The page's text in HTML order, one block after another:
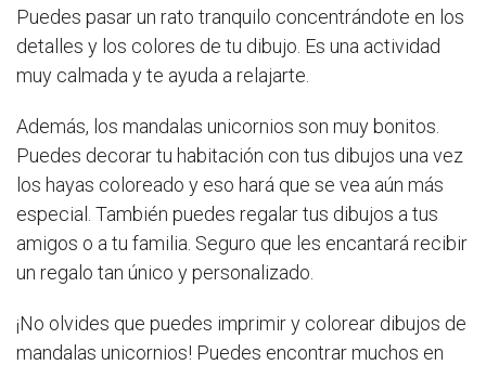
Puedes pasar un rato tranquilo concentrándote en los
detalles y los colores de tu dibujo. Es una actividad
muy calmada y te ayuda a relajarte.
Además, los mandalas unicornios son muy bonitos.
Puedes decorar tu habitación con tus dibujos una vez
los hayas coloreado y eso hará que se vea aún más
especial. También puedes regalar tus dibujos a tus
amigos o a tu familia. Seguro que les encantará recibir
un regalo tan único y personalizado.
¡No olvides que puedes imprimir y colorear dibujos de
mandalas unicornios! Puedes encontrar muchos en